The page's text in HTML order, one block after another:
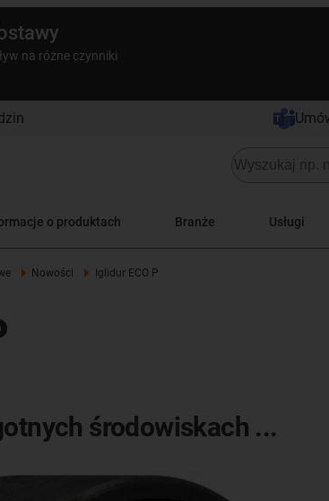
na różne czynniki
o produktach Branże Usługi
Nowości Iglidur ECO P
środowiskach ...